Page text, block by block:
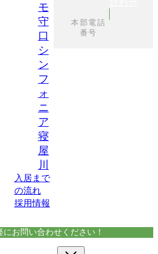
モ
守
口
シ
ン
フ
ォ
ニ
ア
寝
屋
川
入居まで
の流れ
採用情報
本部電話
番号
にお問い合わせください！